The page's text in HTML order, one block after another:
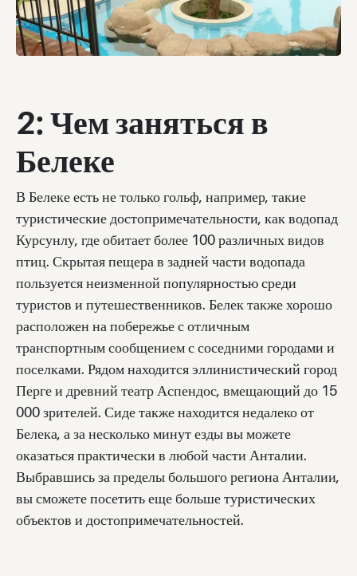
2: Чем заняться в
Белеке
В Белеке есть не только гольф, например, такие
туристические достопримечательности, как водопад
Курсунлу, где обитает более 100 различных видов
птиц. Скрытая пещера в задней части водопада
пользуется неизменной популярностью среди
туристов и путешественников. Белек также хорошо
расположен на побережье с отличным
транспортным сообщением с соседними городами и
поселками. Рядом находится эллинистический город
Перге и древний театр Аспендос, вмещающий до 15
000 зрителей. Сиде также находится недалеко от
Белека, а за несколько минут езды вы можете
оказаться практически в любой части Анталии.
Выбравшись за пределы большого региона Анталии,
вы сможете посетить еще больше туристических
объектов и достопримечательностей.